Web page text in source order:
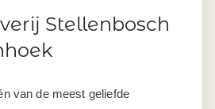
Stellenbosch
van de meest geliefde